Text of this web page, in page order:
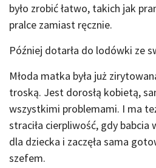
było zrobić łatwo, takich jak
pralce zamiast ręcznie.
Później dotarła do lodówki ze
Młoda matka była już
troską. Jest dorosłą kobietą,
wszystkimi problemami. I ma
straciła cierpliwość, gdy babcia
dla dziecka i zaczęła sama
szefem.